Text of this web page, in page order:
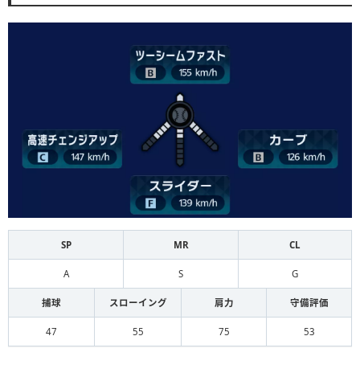
SP MR CL
A S G
捕球 スローイング 肩力 守備評価
47 55 75 53